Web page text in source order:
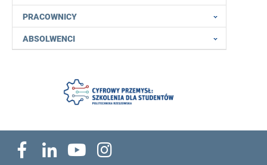
PRACOWNICY
ABSOLWENCI